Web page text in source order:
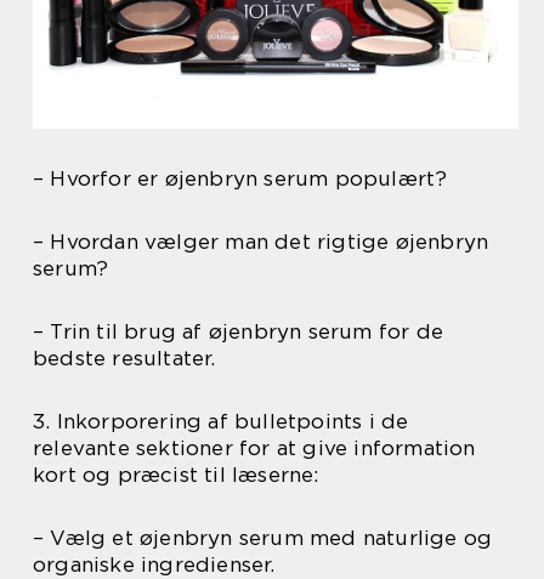
– Hvorfor er øjenbryn serum populært?
– Hvordan vælger man det rigtige øjenbryn
serum?
– Trin til brug af øjenbryn serum for de
bedste resultater.
3. Inkorporering af bulletpoints i de
relevante sektioner for at give information
kort og præcist til læserne:
– Vælg et øjenbryn serum med naturlige og
organiske ingredienser.